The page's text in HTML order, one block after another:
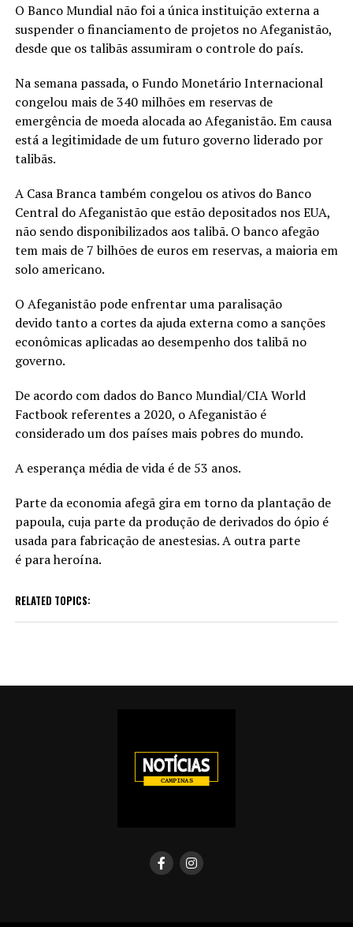
O Banco Mundial não foi a única instituição externa a
suspender o financiamento de projetos no Afeganistão,
desde que os talibãs assumiram o controle do país.
Na semana passada, o Fundo Monetário Internacional
congelou mais de 340 milhões em reservas de
emergência de moeda alocada ao Afeganistão. Em causa
está a legitimidade de um futuro governo liderado por
talibãs.
A Casa Branca também congelou os ativos do Banco
Central do Afeganistão que estão depositados nos EUA,
não sendo disponibilizados aos talibã. O banco afegão
tem mais de 7 bilhões de euros em reservas, a maioria em
solo americano.
O Afeganistão pode enfrentar uma paralisação
devido tanto a cortes da ajuda externa como a sanções
econômicas aplicadas ao desempenho dos talibã no
governo.
De acordo com dados do Banco Mundial/CIA World
Factbook referentes a 2020, o Afeganistão é
considerado um dos países mais pobres do mundo.
A esperança média de vida é de 53 anos.
Parte da economia afegã gira em torno da plantação de
papoula, cuja parte da produção de derivados do ópio é
usada para fabricação de anestesias. A outra parte
é para heroína.
RELATED TOPICS: